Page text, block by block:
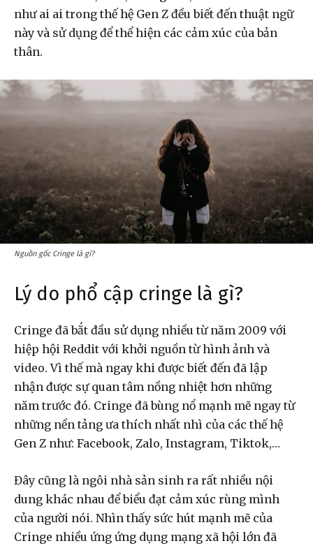
như ai ai trong thế hệ Gen Z đều biết đến thuật ngữ
này và sử dụng để thể hiện các cảm xúc của bản
thân.
Nguồn gốc Cringe là gì?
Lý do phổ cập cringe là gì?
Cringe đã bắt đầu sử dụng nhiều từ năm 2009 với
hiệp hội Reddit với khởi nguồn từ hình ảnh và
video. Vì thế mà ngay khi được biết đến đã lập
nhận được sự quan tâm nồng nhiệt hơn những
năm trước đó. Cringe đã bùng nổ mạnh mẽ ngay từ
những nền tảng ưa thích nhất nhì của các thế hệ
Gen Z như: Facebook, Zalo, Instagram, Tiktok,…
Đây cũng là ngôi nhà sản sinh ra rất nhiều nội
dung khác nhau để biểu đạt cảm xúc rùng mình
của người nói. Nhìn thấy sức hút mạnh mẽ của
Cringe nhiều ứng ứng dụng mạng xã hội lớn đã